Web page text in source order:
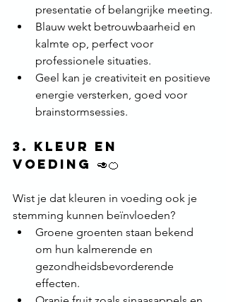
presentatie of belangrijke meeting.
Blauw wekt betrouwbaarheid en
kalmte op, perfect voor
professionele situaties.
Geel kan je creativiteit en positieve
energie versterken, goed voor
brainstormsessies.
3. Kleur en
voeding 🥑🍊
Wist je dat kleuren in voeding ook je
stemming kunnen beïnvloeden?
Groene groenten staan bekend
om hun kalmerende en
gezondheidsbevorderende
effecten.